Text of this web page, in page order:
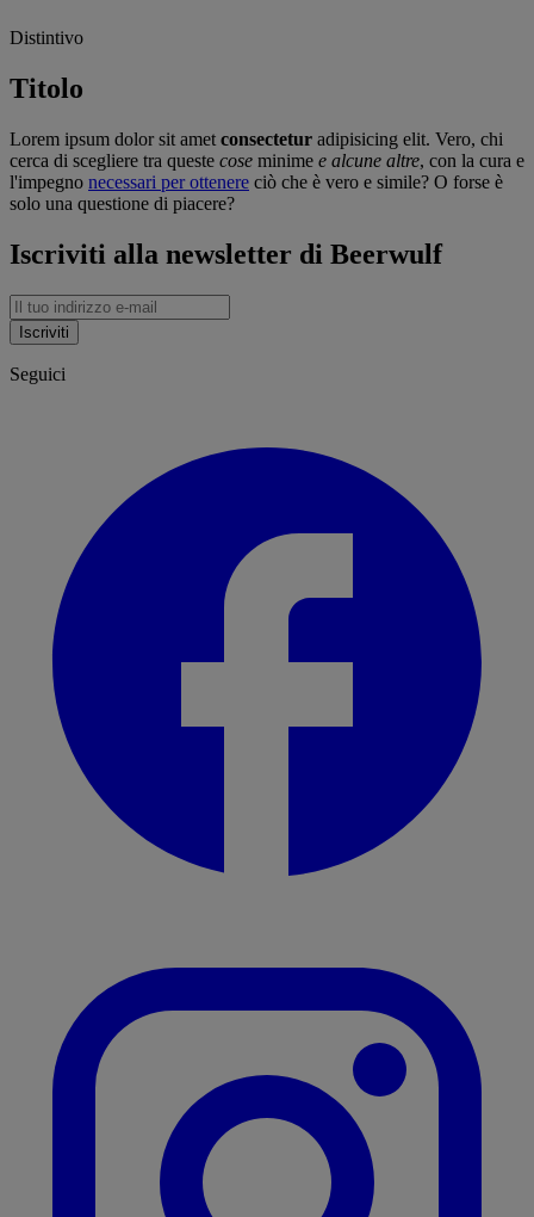
Distintivo
Titolo
Lorem ipsum dolor sit amet consectetur adipisicing elit. Vero, chi
cerca di scegliere tra queste cose minime e alcune altre, con la cura e
l'impegno necessari per ottenere ciò che è vero e simile? O forse è
solo una questione di piacere?
Iscriviti alla newsletter di Beerwulf
Iscriviti
Seguici